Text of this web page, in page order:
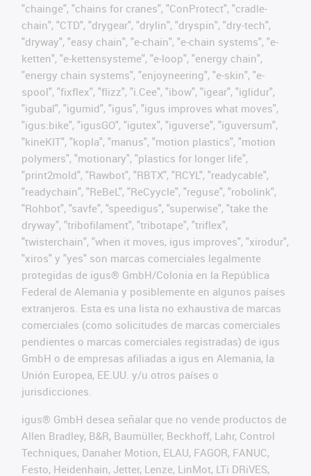
"chainge", "chains for cranes", "ConProtect", "cradle-
chain", "CTD", "drygear", "drylin", "dryspin", "dry-tech",
"dryway", "easy chain", "e-chain", "e-chain systems", "e-
ketten", "e-kettensysteme", "e-loop", "energy chain",
"energy chain systems", "enjoyneering", "e-skin", "e-
spool", "fixflex", "flizz", "i.Cee", "ibow", "igear", "iglidur",
"igubal", "igumid", "igus", "igus improves what moves",
"igus:bike", "igusGO", "igutex", "iguverse", "iguversum",
"kineKIT", "kopla", "manus", "motion plastics", "motion
polymers", "motionary", "plastics for longer life",
"print2mold", "Rawbot", "RBTX", "RCYL", "readycable",
"readychain", "ReBeL", "ReCyycle", "reguse", "robolink",
"Rohbot", "savfe", "speedigus", "superwise", "take the
dryway", "tribofilament", "tribotape", "triflex",
"twisterchain", "when it moves, igus improves", "xirodur",
"xiros" y "yes" son marcas comerciales legalmente
protegidas de igus® GmbH/Colonia en la República
Federal de Alemania y posiblemente en algunos países
extranjeros. Esta es una lista no exhaustiva de marcas
comerciales (como solicitudes de marcas comerciales
pendientes o marcas comerciales registradas) de igus
GmbH o de empresas afiliadas a igus en Alemania, la
Unión Europea, EE.UU. y/u otros países o
jurisdicciones.
igus® GmbH desea señalar que no vende productos de
Allen Bradley, B&R, Baumüller, Beckhoff, Lahr, Control
Techniques, Danaher Motion, ELAU, FAGOR, FANUC,
Festo, Heidenhain, Jetter, Lenze, LinMot, LTi DRiVES,